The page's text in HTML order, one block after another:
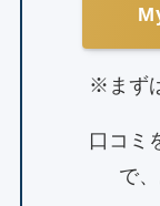
※まず
口コミ
で